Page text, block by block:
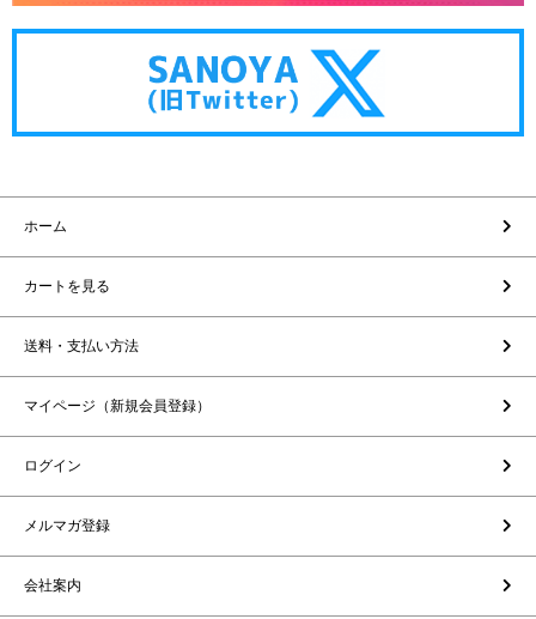
ホーム
カートを見る
送料・支払い方法
マイページ（新規会員登録）
ログイン
メルマガ登録
会社案内